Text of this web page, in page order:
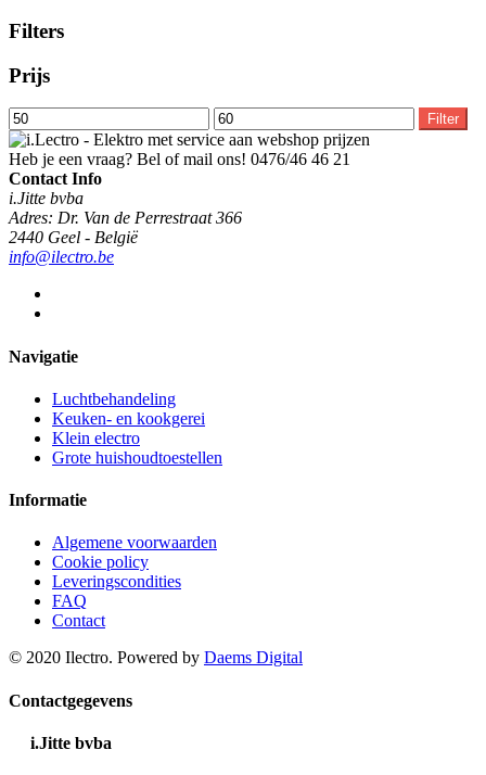
Filters
Prijs
Min.
prijs
Max.
prijs
Filter
Heb je een vraag? Bel of mail ons! 0476/46 46 21
Contact Info
i.Jitte bvba
Adres: Dr. Van de Perrestraat 366
2440 Geel - België
info@ilectro.be
Navigatie
Luchtbehandeling
Keuken- en kookgerei
Klein electro
Grote huishoudtoestellen
Informatie
Algemene voorwaarden
Cookie policy
Leveringscondities
FAQ
Contact
© 2020 Ilectro. Powered by Daems Digital
Contactgegevens
i.Jitte bvba